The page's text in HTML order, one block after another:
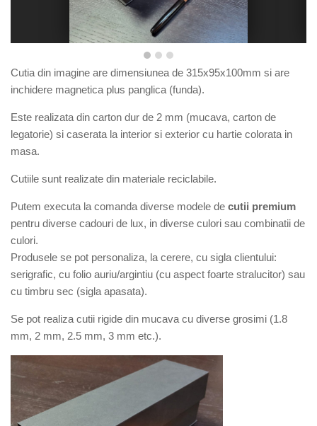
Cutia din imagine are dimensiunea de 315x95x100mm si are
inchidere magnetica plus panglica (funda).
Este realizata din carton dur de 2 mm (mucava, carton de
legatorie) si caserata la interior si exterior cu hartie colorata in
masa.
Cutiile sunt realizate din materiale reciclabile.
Putem executa la comanda diverse modele de cutii premium
pentru diverse cadouri de lux, in diverse culori sau combinatii de
culori.
Produsele se pot personaliza, la cerere, cu sigla clientului:
serigrafic, cu folio auriu/argintiu (cu aspect foarte stralucitor) sau
cu timbru sec (sigla apasata).
Se pot realiza cutii rigide din mucava cu diverse grosimi (1.8
mm, 2 mm, 2.5 mm, 3 mm etc.).